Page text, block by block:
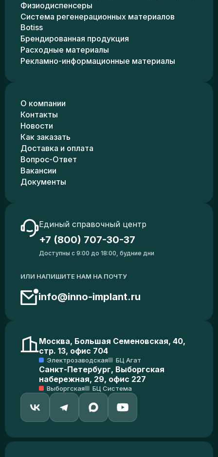
Физиодиспенсеры
Система регенерационных материалов
Botiss
Брендированная продукция
Расходные материалы
Рекламно-информационные материалы
О компании
Контакты
Новости
Как заказать
Доставка и оплата
Вопрос-Ответ
Вакансии
Документы
Единый справочный центр
+7 (800) 707-30-37
Доступны с 9:00 до 18:00, будние дни
ИЛИ НАПИШИТЕ НАМ НА ПОЧТУ
info@inno-implant.ru
Москва, Большая Семеновская, 40,
стр. 13, офис 704
Электрозаводская БЦ Агат
Санкт-Петербург, Выборгская
набережная, 29, офис 227
Выборгская БЦ Система